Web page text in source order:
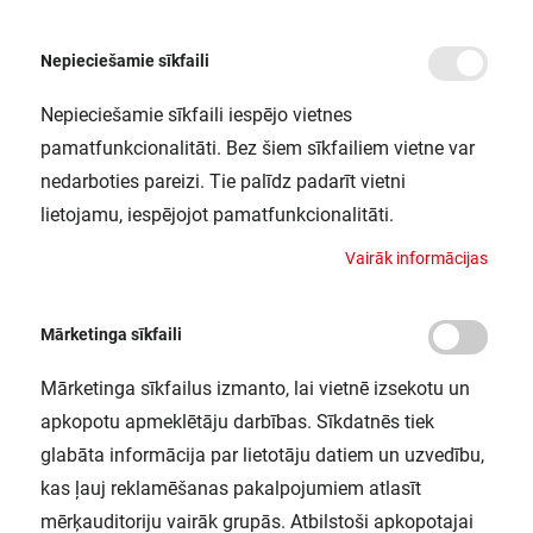
Sākums/Blogs/Arhīva materiāls. POWER vebinārs.
Arhīva materiāls. POWER vebinārs.
Nepieciešamie sīkfaili
Nepieciešamie sīkfaili iespējo vietnes
pamatfunkcionalitāti. Bez šiem sīkfailiem vietne var
nedarboties pareizi. Tie palīdz padarīt vietni
lietojamu, iespējojot pamatfunkcionalitāti.
Vairāk informācijas
Mārketinga sīkfaili
Mārketinga sīkfailus izmanto, lai vietnē izsekotu un
apkopotu apmeklētāju darbības. Sīkdatnēs tiek
glabāta informācija par lietotāju datiem un uzvedību,
kas ļauj reklamēšanas pakalpojumiem atlasīt
mērķauditoriju vairāk grupās. Atbilstoši apkopotajai